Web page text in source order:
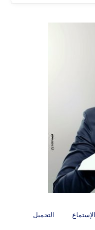
الإستماع التحميل